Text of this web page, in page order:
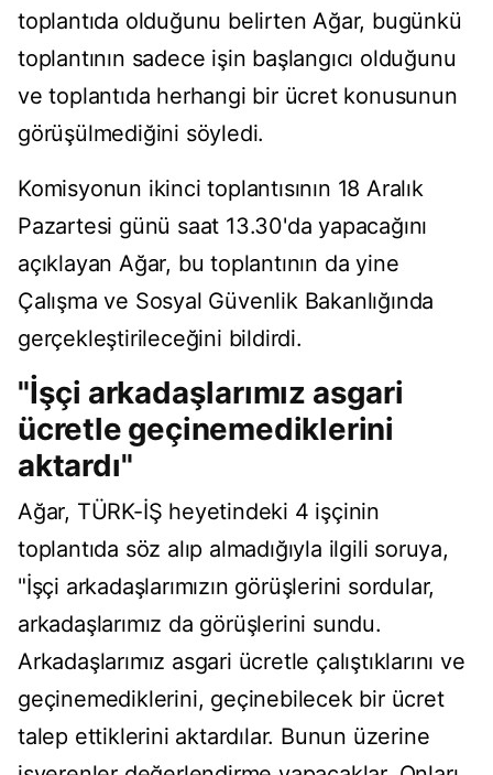
toplantıda olduğunu belirten Ağar, bugünkü
toplantının sadece işin başlangıcı olduğunu
ve toplantıda herhangi bir ücret konusunun
görüşülmediğini söyledi.
Komisyonun ikinci toplantısının 18 Aralık
Pazartesi günü saat 13.30'da yapacağını
açıklayan Ağar, bu toplantının da yine
Çalışma ve Sosyal Güvenlik Bakanlığında
gerçekleştirileceğini bildirdi.
"İşçi arkadaşlarımız asgari
ücretle geçinemediklerini
aktardı"
Ağar, TÜRK-İŞ heyetindeki 4 işçinin
toplantıda söz alıp almadığıyla ilgili soruya,
"İşçi arkadaşlarımızın görüşlerini sordular,
arkadaşlarımız da görüşlerini sundu.
Arkadaşlarımız asgari ücretle çalıştıklarını ve
geçinemediklerini, geçinebilecek bir ücret
talep ettiklerini aktardılar. Bunun üzerine